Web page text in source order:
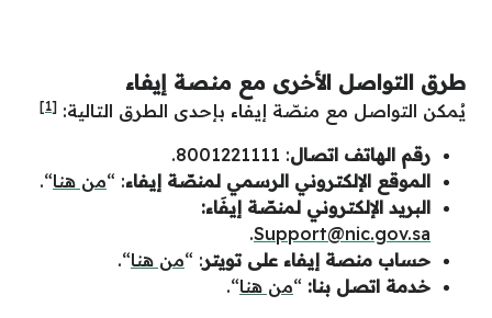
طرق التواصل الأخرى مع منصة إيفاء
يُمكن التواصل مع منصّة إيفاء بإحدى الطرق التالية: [1]
رقم الهاتف اتصال: 8001221111.
الموقع الإلكتروني الرسمي لمنصّة إيفاء: “من هنا“.
البريد الإلكتروني لمنصّة إيفَاء:
Support@nic.gov.sa
.
حساب منصة إيفاء على تويتر: “من هنا“.
خدمة اتصل بنا: “من هنا“.